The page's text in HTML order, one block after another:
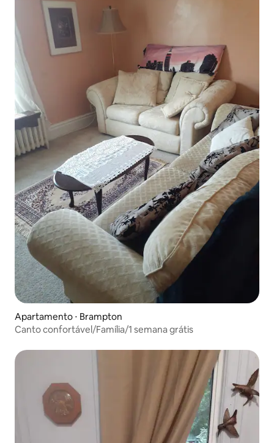
Apartamento ⋅ Brampton
Canto confortável/Família/1 semana grátis